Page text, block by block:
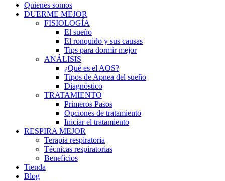
Quienes somos
DUERME MEJOR
FISIOLOGÍA
El sueño
El ronquido y sus causas
Tips para dormir mejor
ANÁLISIS
¿Qué es el AOS?
Tipos de Apnea del sueño
Diagnóstico
TRATAMIENTO
Primeros Pasos
Opciones de tratamiento
Iniciar el tratamiento
RESPIRA MEJOR
Terapia respiratoria
Técnicas respiratorias
Beneficios
Tienda
Blog